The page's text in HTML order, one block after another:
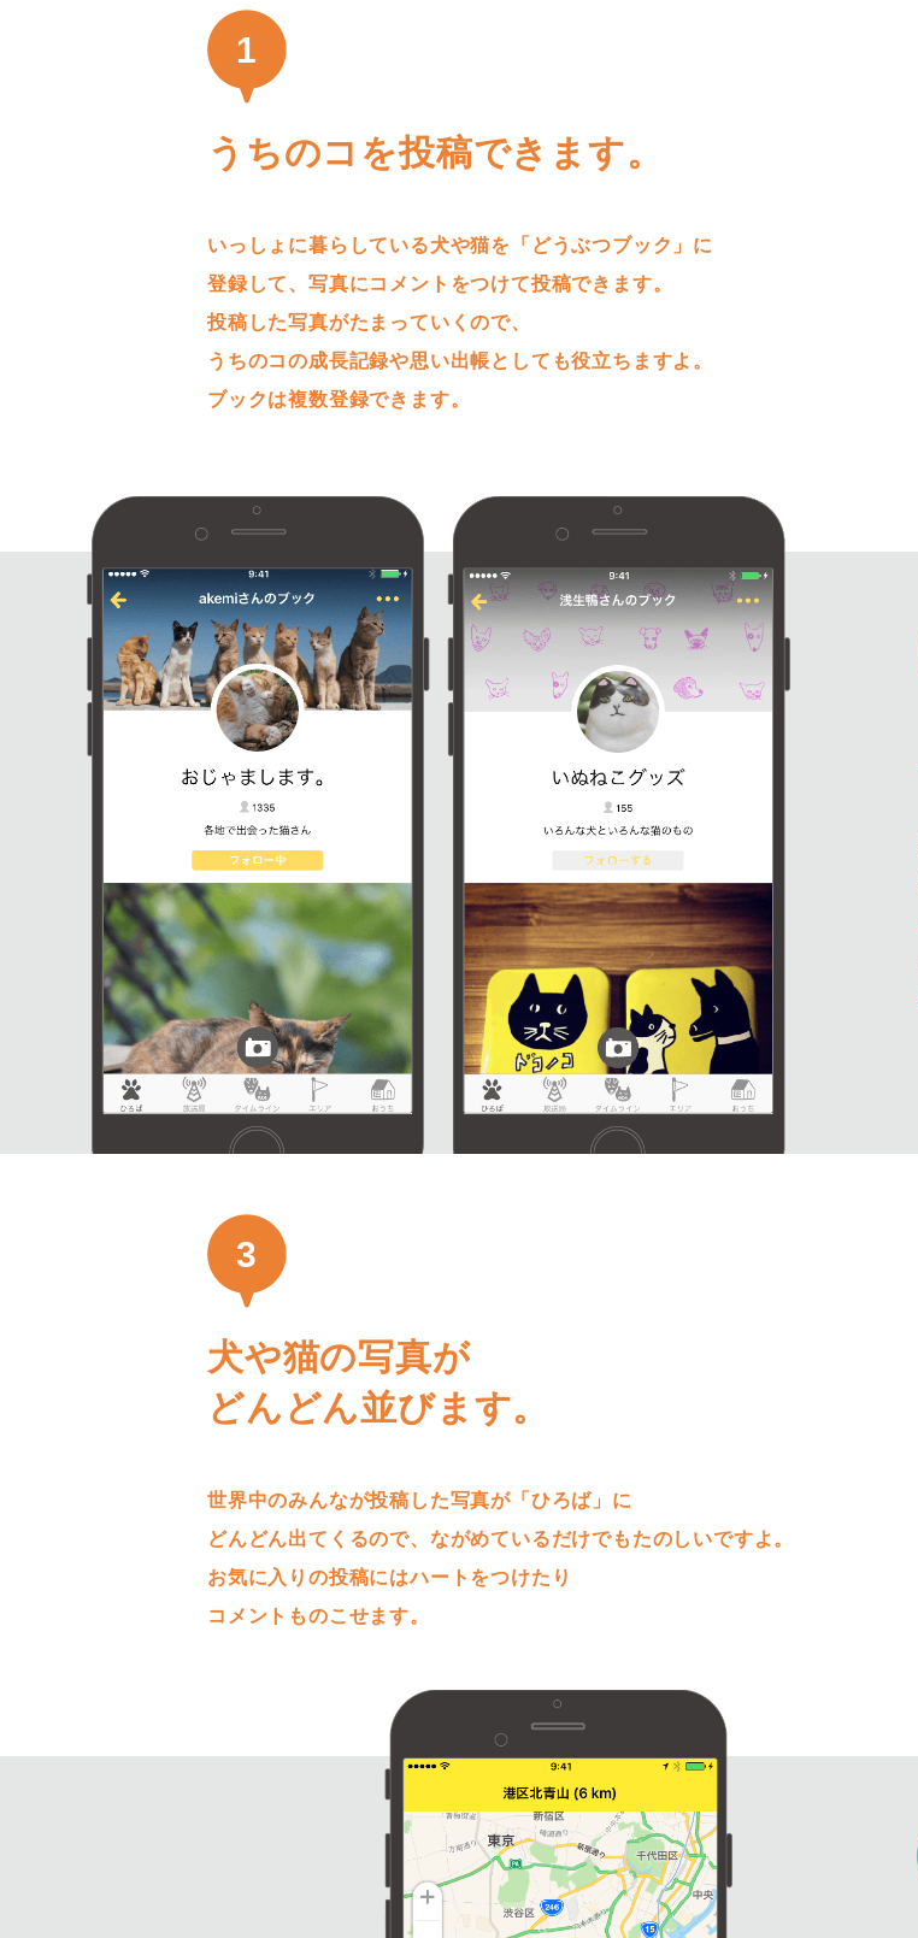
1
うちのコを投稿できます。
いっしょに暮らしている犬や猫を「どうぶつブック」に
登録して、写真にコメントをつけて投稿できます。
投稿した写真がたまっていくので、
うちのコの成長記録や思い出帳としても役立ちますよ。
ブックは複数登録できます。
3
犬や猫の写真が
どんどん並びます。
世界中のみんなが投稿した写真が「ひろば」に
どんどん出てくるので、ながめているだけでもたのしいですよ。
お気に入りの投稿にはハートをつけたり
コメントものこせます。